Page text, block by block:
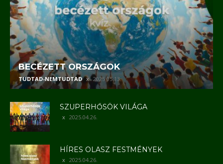
BECÉZETT ORSZÁGOK
TUDTAD-NEMTUDTAD 2025.05.13.
SZUPERHŐSÖK VILÁGA
2025.04.26.
HÍRES OLASZ FESTMÉNYEK
2025.04.26.